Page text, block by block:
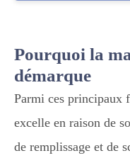
Pourquoi la
démarque
Parmi ces principaux
excelle en raison de
de remplissage et de